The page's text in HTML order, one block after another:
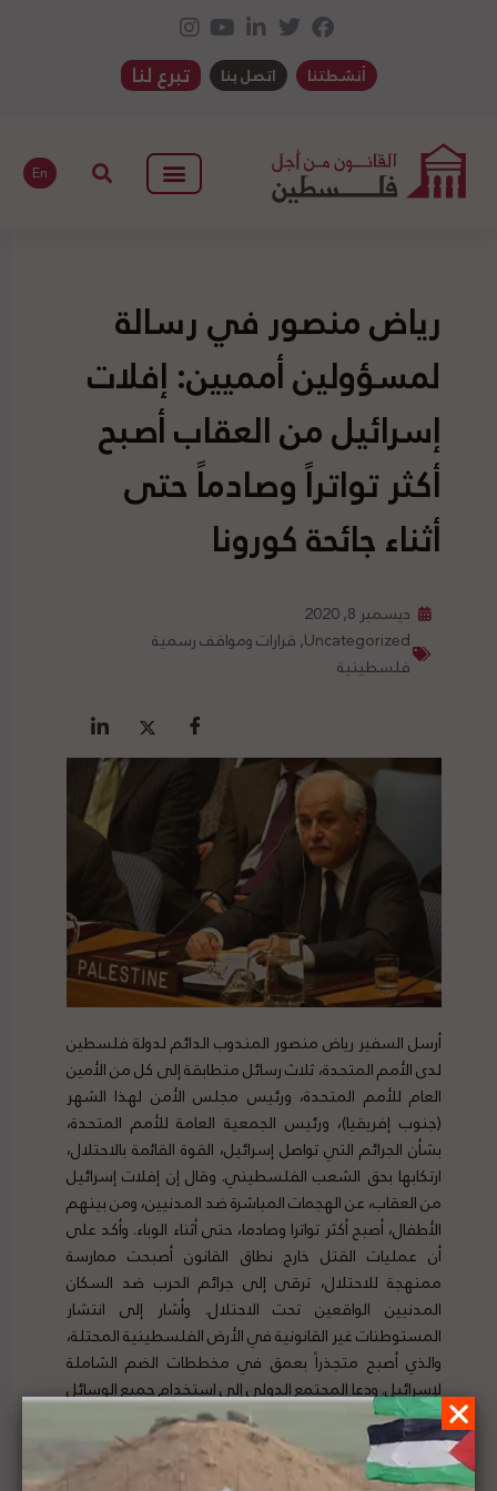
أنشطتنا اتصل بنا تبرع لنا
En
رياض منصور في رسالة
لمسؤولين أمميين: إفلات
إسرائيل من العقاب أصبح
أكثر تواتراً وصادماً حتى
أثناء جائحة كورونا
ديسمبر 8, 2020
Uncategorized
,قرارات ومواقف رسمية
فلسطينية
أرسل السفير رياض منصور المندوب الدائم لدولة فلسطين
لدى الأمم المتحدة، ثلاث رسائل متطابقة إلى كل من الأمين
العام للأمم المتحدة، ورئيس مجلس الأمن لهذا الشهر
(جنوب إفريقيا)، ورئيس الجمعية العامة للأمم المتحدة،
بشأن الجرائم التي تواصل إسرائيل، القوة القائمة بالاحتلال،
ارتكابها بحق الشعب الفلسطيني. وقال إن إفلات إسرائيل
من العقاب، عن الهجمات المباشرة ضد المدنيين، ومن بينهم
الأطفال، أصبح أكثر تواترا وصادما، حتى أثناء الوباء. وأكد على
أن عمليات القتل خارج نطاق القانون أصبحت ممارسة
ممنهجة للاحتلال، ترقى إلى جرائم الحرب ضد السكان
المدنيين الواقعين تحت الاحتلال. وأشار إلى انتشار
المستوطنات غير القانونية في الأرض الفلسطينية المحتلة،
والذي أصبح متجذراً بعمق في مخططات الضم الشاملة
لإسرائيل. ودعا المجتمع الدولي إلى استخدام جميع الوسائل
المتاحة لديه لدعم القانون الدولي وتنفيذ قرارات الأمم
المتحدة. لتفاصيل الخبر ومصدره الأصلي، هنا